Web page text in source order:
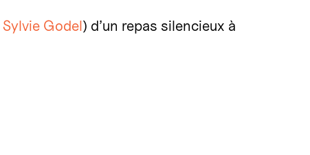
Sylvie Godel) d’un repas silencieux à